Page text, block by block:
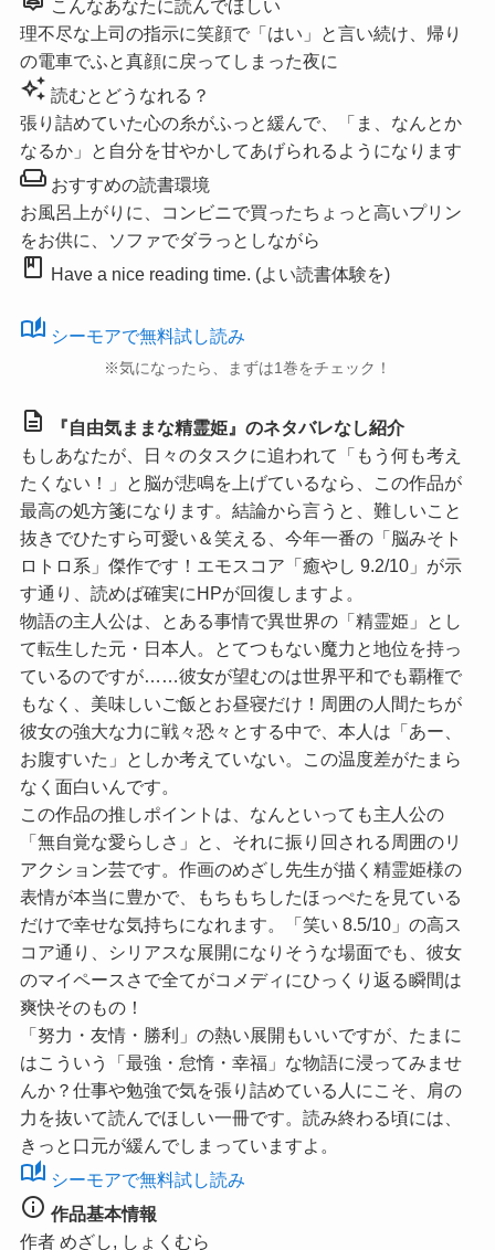
こんなあなたに読んでほしい
理不尽な上司の指示に笑顔で「はい」と言い続け、帰り
の電車でふと真顔に戻ってしまった夜に
auto_awesome 読むとどうなれる？
張り詰めていた心の糸がふっと緩んで、「ま、なんとか
なるか」と自分を甘やかしてあげられるようになります
weekendおすすめの読書環境
お風呂上がりに、コンビニで買ったちょっと高いプリン
をお供に、ソファでダラっとしながら
book Have a nice reading time. (よい読書体験を)
auto_stories シーモアで無料試し読み
※気になったら、まずは1巻をチェック！
description
『自由気ままな精霊姫』のネタバレなし紹介
もしあなたが、日々のタスクに追われて「もう何も考え
たくない！」と脳が悲鳴を上げているなら、この作品が
最高の処方箋になります。結論から言うと、難しいこと
抜きでひたすら可愛い＆笑える、今年一番の「脳みそト
ロトロ系」傑作です！ エモスコア「癒やし 9.2/10」 が示
す通り、読めば確実にHPが回復しますよ。
物語の主人公は、とある事情で異世界の「精霊姫」とし
て転生した元・日本人。とてつもない魔力と地位を持っ
ているのですが……彼女が望むのは世界平和でも覇権で
もなく、美味しいご飯とお昼寝だけ！周囲の人間たちが
彼女の強大な力に戦々恐々とする中で、本人は「あー、
お腹すいた」としか考えていない。この温度差がたまら
なく面白いんです。
この作品の推しポイントは、なんといっても主人公の
「無自覚な愛らしさ」と、それに振り回される周囲のリ
アクション芸です。作画のめざし先生が描く精霊姫様の
表情が本当に豊かで、もちもちしたほっぺたを見ている
だけで幸せな気持ちになれます。
「笑い 8.5/10」 の高ス
コア通り、シリアスな展開になりそうな場面でも、彼女
のマイペースさで全てがコメディにひっくり返る瞬間は
爽快そのもの！
「努力・友情・勝利」の熱い展開もいいですが、たまに
はこういう「最強・怠惰・幸福」な物語に浸ってみませ
んか？仕事や勉強で気を張り詰めている人にこそ、肩の
力を抜いて読んでほしい一冊です。読み終わる頃には、
きっと口元が緩んでしまっていますよ。
auto_stories シーモアで無料試し読み
info 作品基本情報
作者 めざし, しょくむら